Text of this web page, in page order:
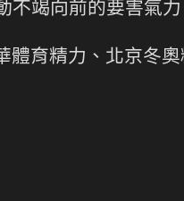
竭向前的要害氣力
體育精力、北京冬奧